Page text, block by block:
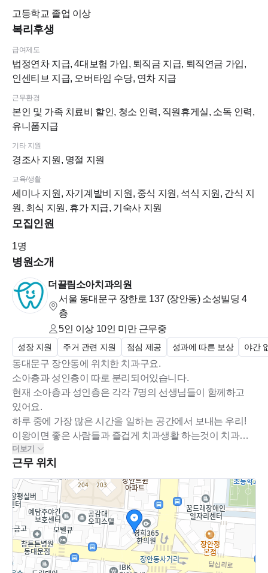
- 본인 및 직계 가족 치과 진료비 할인(성인진료 층도 있어서 성
- 세미나비 및 교육비 지원
- 유니폼, 명찰 지급
- 직원 휴게실 구비(온돌), 식사공간 따로 구비(세미나실)
- 면접시 협의
(희망급여 기재해주셔도 됩니다.)
■ 지원방법
치크루팅 온라인 지원
■ 병원위치
서울특별시 동대문구 장한로 137, 4층 5층 (소성빌딩)
(지하철 : 5호선 장한평역 2번 출구에서 700m)
고등학교 졸업 이상
복리후생
급여제도
법정연차 지급, 4대보험 가입, 퇴직금 지급, 퇴직연금 가입,
인센티브 지급, 오버타임 수당, 연차 지급
근무환경
본인 및 가족 치료비 할인, 청소 인력, 직원휴게실, 소독 인력,
유니폼지급
기타 지원
경조사 지원, 명절 지원
교육/생활
세미나 지원, 자기계발비 지원, 중식 지원, 석식 지원, 간식 지
원, 회식 지원, 휴가 지급, 기숙사 지원
모집인원
1명
병원소개
더끌림소아치과의원
서울 동대문구 장한로 137 (장안동) 소성빌딩 4
층
5인 이상 10인 미만근무중
성장 지원 주거 관련 지원 점심 제공 성과에 따른 보상 야간
동대문구 장안동에 위치한 치과구요.
소아층과 성인층이 따로 분리되어있습니다.
현재 소아층과 성인층은 각각 7명의 선생님들이 함께하고
있어요.
하루 중에 가장 많은 시간을 일하는 공간에서 보내는 우리!
이왕이면 좋은 사람들과 즐겁게 치과생활 하는것이 치과운
더보기
근무 위치